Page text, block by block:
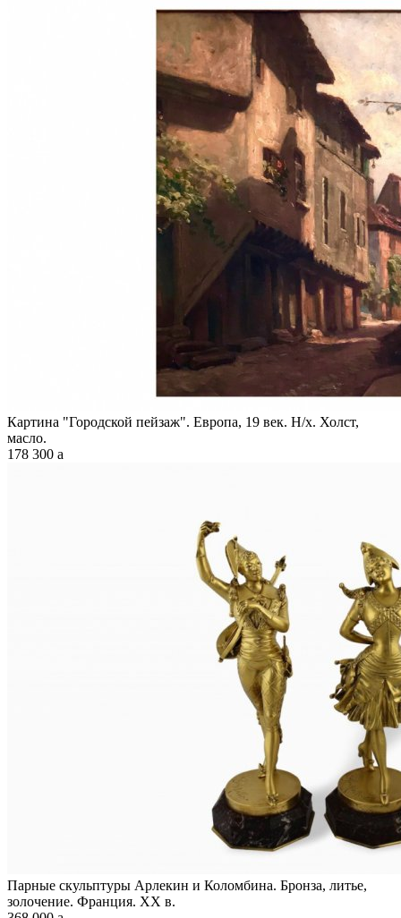
Картина "Городской пейзаж". Европа, 19 век. Н/х. Холст,
масло.
178 300 a
Парные скульптуры Арлекин и Коломбина. Бронза, литье,
золочение. Франция. XX в.